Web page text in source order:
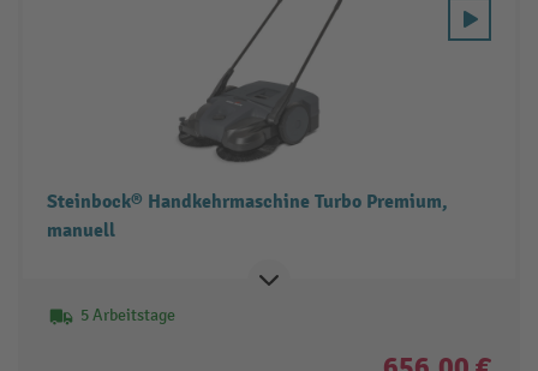
Steinbock® Handkehrmaschine Turbo Premium,
manuell
5 Arbeitstage